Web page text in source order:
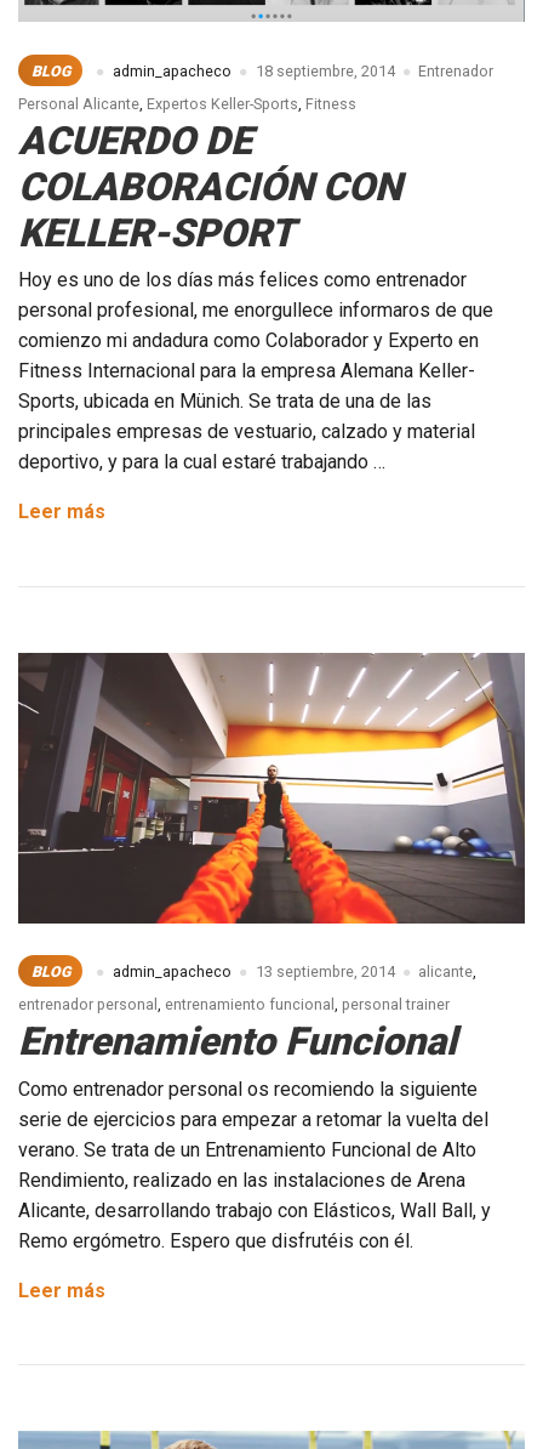
BLOG admin_apacheco 18 septiembre, 2014
Entrenador
Personal Alicante Expertos Keller-Sports Fitness
ACUERDO DE
COLABORACIÓN CON
KELLER-SPORT
Hoy es uno de los días más felices como entrenador
personal profesional, me enorgullece informaros de que
comienzo mi andadura como Colaborador y Experto en
Fitness Internacional para la empresa Alemana Keller-
Sports, ubicada en Münich. Se trata de una de las
principales empresas de vestuario, calzado y material
deportivo, y para la cual estaré trabajando …
Leer más
SPORT
BLOG admin_apacheco 13 septiembre, 2014 alicante
entrenador personal
entrenamiento funcional personal trainer
Entrenamiento Funcional
Como entrenador personal os recomiendo la siguiente
serie de ejercicios para empezar a retomar la vuelta del
verano. Se trata de un Entrenamiento Funcional de Alto
Rendimiento, realizado en las instalaciones de Arena
Alicante, desarrollando trabajo con Elásticos, Wall Ball, y
Remo ergómetro. Espero que disfrutéis con él.
Leer más